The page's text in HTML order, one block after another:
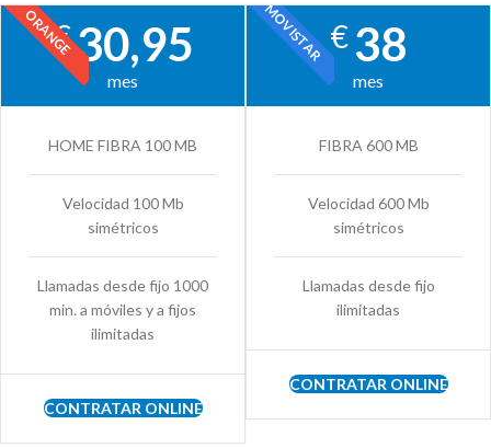
ORANGE
€30,95
mes
HOME FIBRA 100 MB
Velocidad 100 Mb
simétricos
Llamadas desde fijo 1000
min. a móviles y a fijos
ilimitadas
CONTRATAR ONLINE
MOVISTAR€38
mes
FIBRA 600 MB
Velocidad 600 Mb
simétricos
Llamadas desde fijo
ilimitadas
CONTRATAR ONLINE